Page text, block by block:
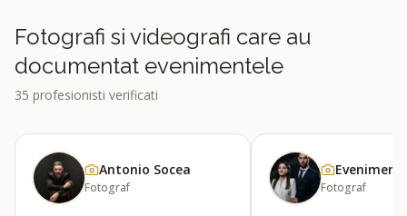
Fotografi si videografi care au
documentat evenimentele
35 profesionisti verificati
Antonio Socea
Fotograf Fotograf